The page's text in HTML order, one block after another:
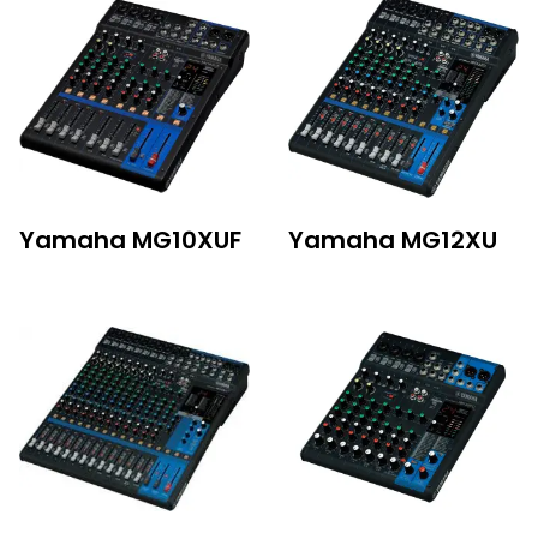
Yamaha MG10XUF Yamaha MG12XU